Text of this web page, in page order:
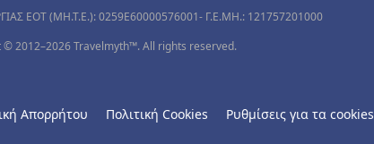
ΕΟΤ (MH.T.E.): 0259Ε60000576001- Γ.Ε.ΜΗ.: 121757201000
© 2012–2026 Travelmyth™. All rights reserved.
Απορρήτου Πολιτική Cookies
Ρυθμίσεις για τα cookies